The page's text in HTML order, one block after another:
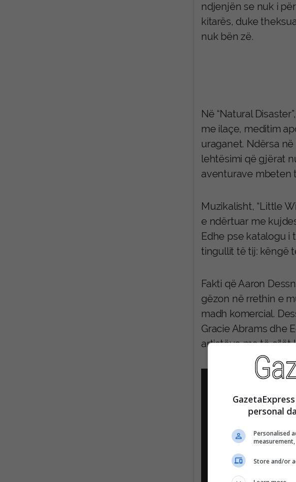
ndjenjën se nuk i
kitarës, duke
nuk bën zë.
Në “Natural
me ilaçe, meditim
uraganet. Ndërsa
lehtësimi që gjërat
aventurave mbeten
Muzikalisht, “Little
e ndërtuar me
Edhe pse katalogu i
tingullit të tij: këngë
Fakti që Aaron
gëzon në rrethin e
madh komercial.
Gracie Abrams dhe
artistëve me të cilët
personal
Personalised
Store and/or